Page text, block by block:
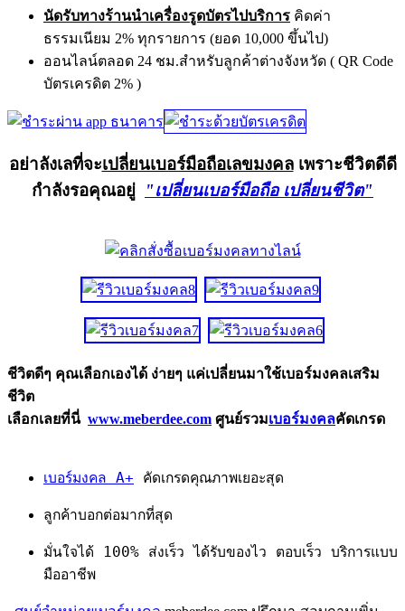
นัดรับทางร้านนำเครื่องรูดบัตรไปบริการ คิดค่า
ธรรมเนียม 2% ทุกรายการ (ยอด 10,000 ขึ้นไป)
ออนไลน์ตลอด 24 ชม.สำหรับลูกค้าต่างจังหวัด ( QR Code
บัตรเครดิต 2% )
อย่าลังเลที่จะเปลี่ยนเบอร์มือถือเลขมงคลเพราะชีวิตดีดี
กำลังรอคุณอยู่
"เปลี่ยนเบอร์มือถือ เปลี่ยนชีวิต"
ชีวิตดีๆ คุณเลือกเองได้ ง่ายๆ แค่เปลี่ยนมาใช้เบอร์มงคลเสริม
ชีวิต
เลือกเลยที่นี่ www.meberdee.com ศูนย์รวมเบอร์มงคลคัดเกรด
เบอร์มงคล A+ คัดเกรดคุณภาพเยอะสุด
ลูกค้าบอกต่อมากที่สุด
มั่นใจได้ 100% ส่งเร็ว ได้รับของไว ตอบเร็ว บริการแบบ
มืออาชีพ